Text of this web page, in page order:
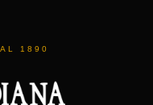
1890